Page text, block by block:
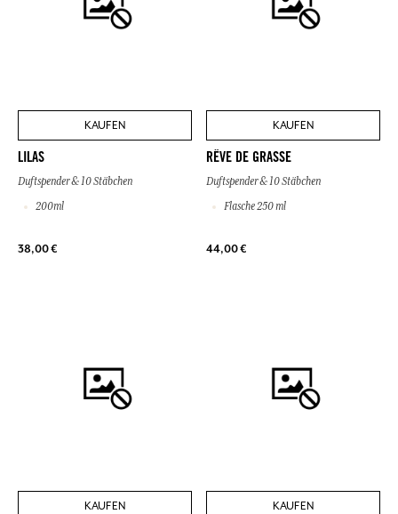
KAUFEN
LILAS
Duftspender & 10 Stäbchen
200ml
38,00 €
KAUFEN
RÊVE DE GRASSE
Duftspender & 10 Stäbchen
Flasche 250 ml
44,00 €
KAUFEN KAUFEN